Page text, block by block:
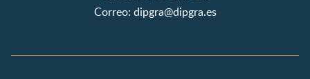
Correo: dipgra@dipgra.es